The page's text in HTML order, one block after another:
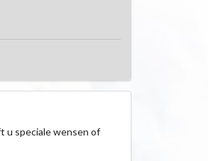
u speciale wensen of